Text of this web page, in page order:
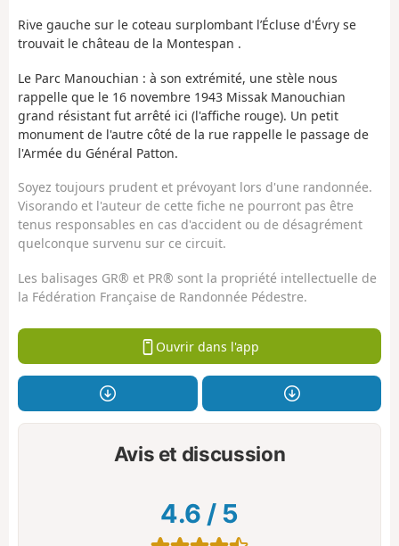
Rive gauche sur le coteau surplombant l’Écluse d'Évry se
trouvait le château de la Montespan .
Le Parc Manouchian : à son extrémité, une stèle nous
rappelle que le 16 novembre 1943 Missak Manouchian
grand résistant fut arrêté ici (l'affiche rouge). Un petit
monument de l'autre côté de la rue rappelle le passage de
l'Armée du Général Patton.
Soyez toujours prudent et prévoyant lors d'une randonnée.
Visorando et l'auteur de cette fiche ne pourront pas être
tenus responsables en cas d'accident ou de désagrément
quelconque survenu sur ce circuit.
Les balisages GR® et PR® sont la propriété intellectuelle de
la Fédération Française de Randonnée Pédestre.
Ouvrir dans l'app
Avis et discussion
4.6 / 5